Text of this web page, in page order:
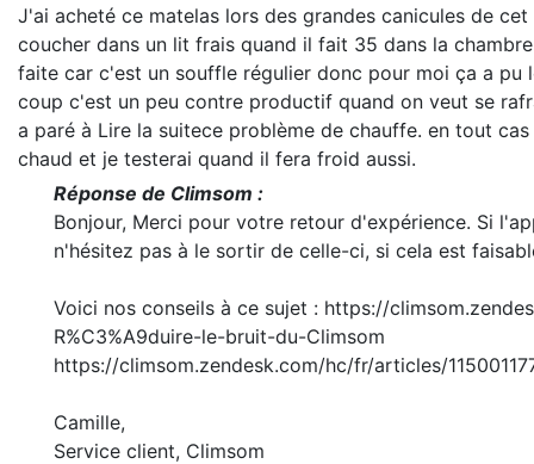
J'ai acheté ce matelas lors des grandes canicules de
coucher dans un lit frais quand il fait 35 dans la
faite car c'est un souffle régulier donc pour moi ça a
coup c'est un peu contre productif quand on veut se
a paré à Lire la suitece problème de chauffe. en tout
chaud et je testerai quand il fera froid aussi.
Réponse de Climsom :
Bonjour, Merci pour votre retour d'expérience. Si
n'hésitez pas à le sortir de celle-ci, si cela est
Voici nos conseils à ce sujet : https://
R%C3%A9duire-le-bruit-du-Climsom
https://climsom.zendesk.com/hc/fr/articles/
Camille,
Service client, Climsom